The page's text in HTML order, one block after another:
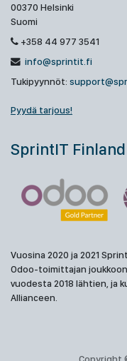
00370 Helsinki
Suomi
+358 44 977 3541
info@sprintit.fi
Tukipyynnöt:
Pyydä tarjous!
SprintIT Finland
Vuosina 2020 ja 2021
Odoo-toimittajan
vuodesta 2018 lähtien, ja
Allianceen.
Copyright